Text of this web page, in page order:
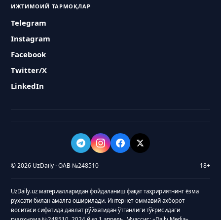
ИЖТИМОИЙ ТАРМОҚЛАР
Telegram
Instagram
Facebook
Twitter/X
LinkedIn
© 2026 UzDaily · ОАВ №248510 18+
UzDaily.uz материалларидан фойдаланиш фақат таҳририятнинг ёзма
рухсати билан амалга оширилади. Интернет-оммавий ахборот
воситаси сифатида давлат рўйхатидан ўтганлиги тўғрисидаги